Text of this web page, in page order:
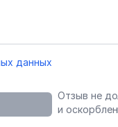
данных
Отзыв не
и